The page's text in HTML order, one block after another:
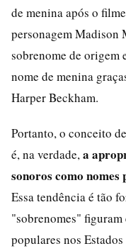
de menina após o
personagem Madison
sobrenome de origem
nome de menina
Harper Beckham.
Portanto, o conceito
é, na verdade, a
sonoros como
Essa tendência é tão
"sobrenomes"
populares nos